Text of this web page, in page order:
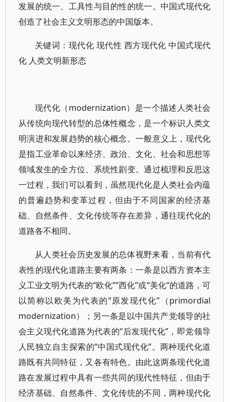
发展的统一、工具性与目的性的统一。中国式现代化
创造了社会主义文明形态的中国版本。
关键词：现代化 现代性 西方现代化 中国式现代
化 人类文明新形态
现代化（modernization）是一个描述人类社会
从传统向现代转型的总体性概念，是一个标识人类文
明演进和发展趋势的核心概念。一般意义上，现代化
是指工业革命以来经济、政治、文化、社会和思想等
领域发生的全方位、系统性剧变。通过梳理和反思这
一过程，我们可以看到，虽然现代化是人类社会内蕴
的普遍趋势和变革过程，但由于不同国家的经济基
础、自然条件、文化传统等存在差异，通往现代化的
道路各不相同。
从人类社会历史发展的总体视野来看，当前有代
表性的现代化道路主要有两条：一条是以西方资本主
义工业文明为代表的“欧化”“西化”或“美化”的道路，可
以简称以欧美为代表的“原发现代化”（primordial
modernization）；另一条是以中国共产党领导的社
会主义现代化道路为代表的“后发现代化”，即党领导
人民独立自主探索的“中国式现代化”。两种现代化道
路既有共同特征，又各有特色。由此这两条现代化道
路在发展过程中具有一些共同的现代性特征，但由于
经济基础、自然条件、文化传统的不同，两种现代化